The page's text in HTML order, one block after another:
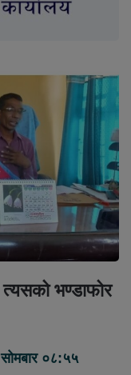
त्यसको भण्डाफोर
०८:५५